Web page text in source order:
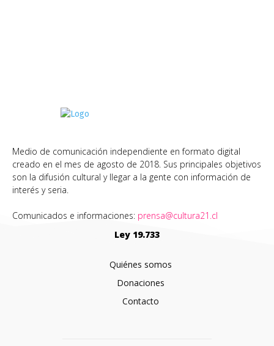
Medio de comunicación independiente en formato digital
creado en el mes de agosto de 2018. Sus principales objetivos
son la difusión cultural y llegar a la gente con información de
interés y seria.
Comunicados e informaciones: prensa@cultura21.cl
Ley 19.733
Quiénes somos
Donaciones
Contacto